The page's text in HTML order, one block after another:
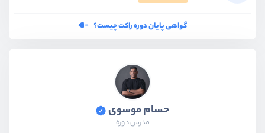
گواهی پایان دوره راکت چیست؟
حسام موسوی
مدرس دوره